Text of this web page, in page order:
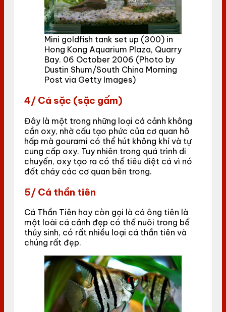
Mini goldfish tank set up (300) in
Hong Kong Aquarium Plaza, Quarry
Bay. 06 October 2006 (Photo by
Dustin Shum/South China Morning
Post via Getty Images)
4/ Cá sặc (sặc gấm)
Đây là một trong những loại cá cảnh không
cần oxy, nhờ cấu tạo phức của cơ quan hô
hấp mà gourami có thể hút không khí và tự
cung cấp oxy. Tuy nhiên trong quá trình di
chuyển, oxy tạo ra có thể tiêu diệt cá vì nó
đốt cháy các cơ quan bên trong.
5/ Cá thần tiên
Cá Thần Tiên hay còn gọi là cá ông tiên là
một loài cá cảnh đẹp có thể nuôi trong bể
thủy sinh, có rất nhiều loại cá thần tiên và
chúng rất đẹp.